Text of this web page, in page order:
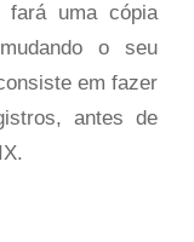
uma cópia
o seu
em fazer
antes de